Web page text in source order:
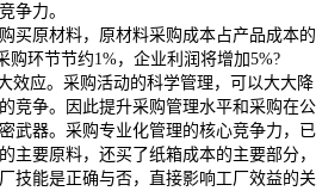
争力。
原材料，原材料采购成本占产品成本的
购环节节约1%，企业利润将增加5%?
效应。采购活动的科学管理，可以大大降
竞争。因此提升采购管理水平和采购在公
武器。采购专业化管理的核心竞争力，已
主要原料，还买了纸箱成本的主要部分，
技能是正确与否，直接影响工厂效益的关